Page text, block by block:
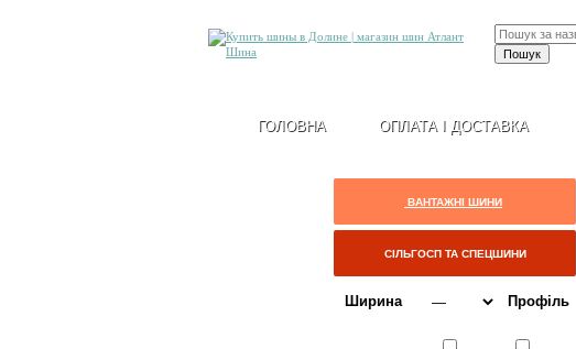
ГОЛОВНА ОПЛАТА І ДОСТАВКА
ВАНТАЖНІ ШИНИ
СІЛЬГОСП ТА СПЕЦШИНИ
Ширина Профіль